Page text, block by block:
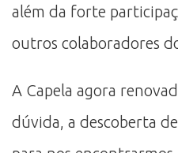
além da forte
outros colaboradores
A Capela agora
dúvida, a descoberta